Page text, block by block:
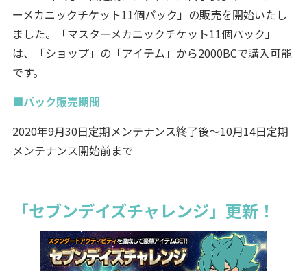
ーメカニックチケット11個パック」の販売を開始いたし
ました。「マスターメカニックチケット11個パック」
は、「ショップ」の「アイテム」から2000BCで購入可能
です。
■パック販売期間
2020年9月30日定期メンテナンス終了後～10月14日定期
メンテナンス開始前まで
「セブンデイズチャレンジ」更新！